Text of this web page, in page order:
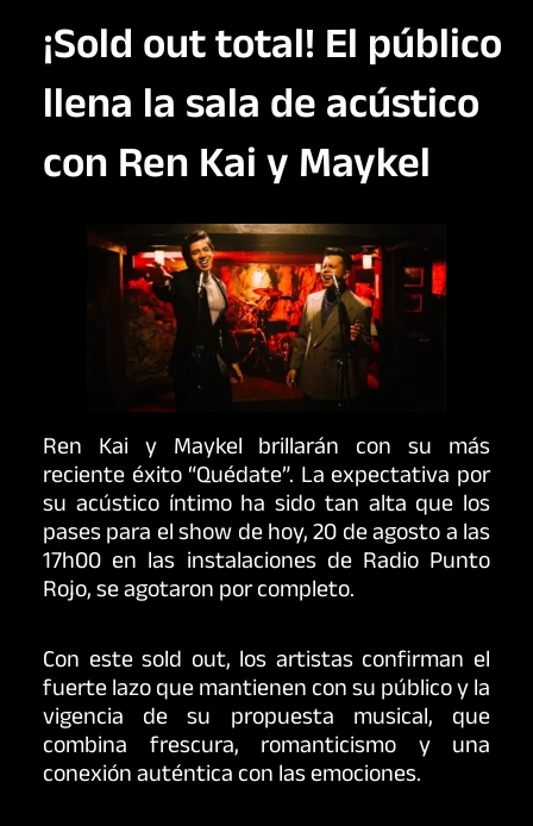
¡Sold out total! El público
llena la sala de acústico
con Ren Kai y Maykel
Ren Kai y Maykel brillarán con su más
reciente éxito “Quédate”. La expectativa por
su acústico íntimo ha sido tan alta que los
pases para el show de hoy, 20 de agosto a las
17h00 en las instalaciones de Radio Punto
Rojo, se agotaron por completo.
Con este sold out, los artistas confirman el
fuerte lazo que mantienen con su público y la
vigencia de su propuesta musical, que
combina frescura, romanticismo y una
conexión auténtica con las emociones.